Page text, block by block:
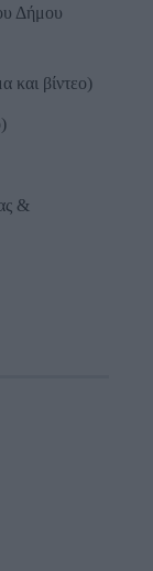
Δήμου
και βίντεο)
&